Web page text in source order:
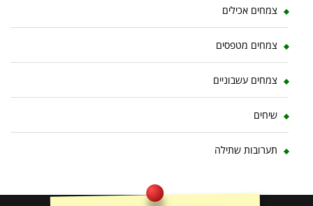
צמחים אכילים
צמחים מטפסים
צמחים עשבוניים
שיחים
תערובות שתילה